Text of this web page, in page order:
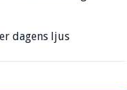
dagens ljus